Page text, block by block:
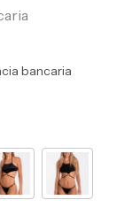
bancaria